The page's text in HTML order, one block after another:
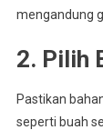
mengandung
2. Pilih
Pastikan
seperti buah